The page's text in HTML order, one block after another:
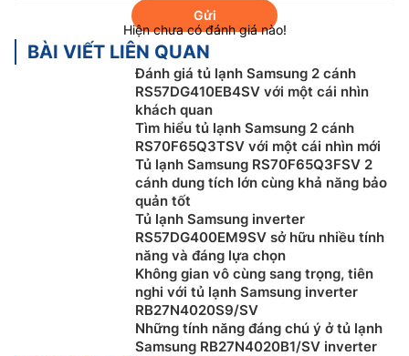
chế tình trạng lẫn mùi và bảo vệ sức khỏe gia đình
Công nghệ SpaceMax™
Mở rộng không gian lưu trữ tối đa với công nghệ
SpaceMax™ tối ưu vật liệu cách nhiệt sử dụng bên
trong, mang đến lớp vỏ mỏng hơn thông thường mà
vẫn đảm bảo hiệu suất hoạt động tối ưu. Dung tíchtủ
lạnh Samsung inverter 305 lít RT31CG5424B1SV tăng
thêm 20L cho bạn thoải mái lưu trữ mọi loại thực
Gửi
Hiện chưa có đánh giá nào!
BÀI VIẾT LIÊN QUAN
Đánh giá tủ lạnh Samsung 2 cánh
RS57DG410EB4SV với một cái nhìn
khách quan
Tìm hiểu tủ lạnh Samsung 2 cánh
RS70F65Q3TSV với một cái nhìn mới
Tủ lạnh Samsung RS70F65Q3FSV 2
cánh dung tích lớn cùng khả năng bảo
quản tốt
Tủ lạnh Samsung inverter
RS57DG400EM9SV sở hữu nhiều tính
năng và đáng lựa chọn
Không gian vô cùng sang trọng, tiên
nghi với tủ lạnh Samsung inverter
RB27N4020S9/SV
Những tính năng đáng chú ý ở tủ lạnh
Samsung RB27N4020B1/SV inverter